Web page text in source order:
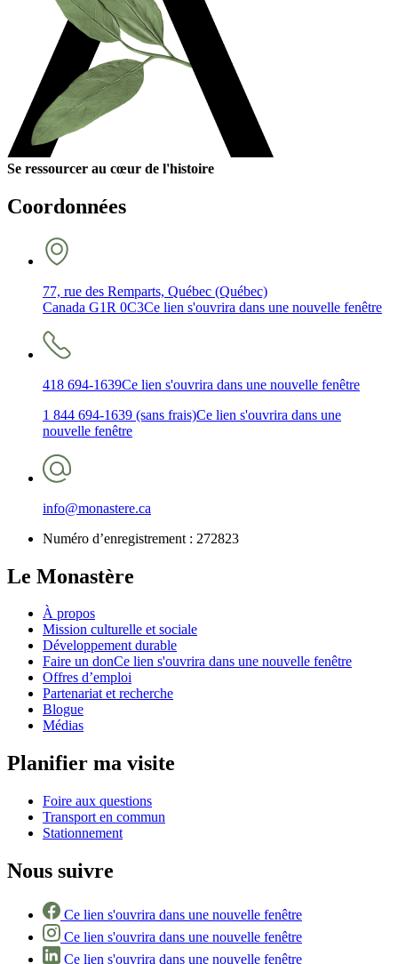
Se ressourcer au cœur de l'histoire
Coordonnées
77, rue des Remparts, Québec (Québec)
Canada G1R 0C3Ce lien s'ouvrira dans une nouvelle fenêtre
418 694-1639Ce lien s'ouvrira dans une nouvelle fenêtre
1 844 694-1639 (sans frais)Ce lien s'ouvrira dans une
nouvelle fenêtre
info@monastere.ca
Numéro d’enregistrement : 272823
Le Monastère
À propos
Mission culturelle et sociale
Développement durable
Faire un donCe lien s'ouvrira dans une nouvelle fenêtre
Offres d’emploi
Partenariat et recherche
Blogue
Médias
Planifier ma visite
Foire aux questions
Transport en commun
Stationnement
Nous suivre
Ce lien s'ouvrira dans une nouvelle fenêtre
Ce lien s'ouvrira dans une nouvelle fenêtre
Ce lien s'ouvrira dans une nouvelle fenêtre